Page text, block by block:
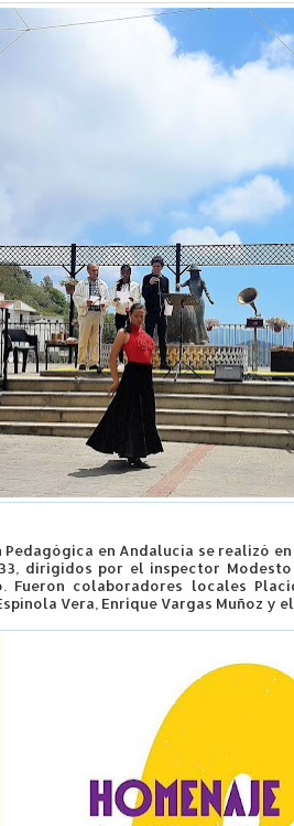
Pedagógica en Andalucía se realizó
dirigidos por el inspector
Fueron colaboradores locales
Vera, Enrique Vargas Muñoz y